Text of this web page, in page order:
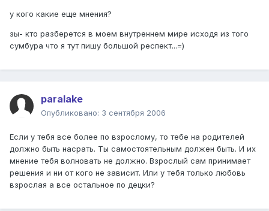
у кого какие еще мнения?
зы- кто разберется в моем внутреннем мире исходя из того
сумбура что я тут пишу большой респект...=)
paralake
Опубликовано: 3 сентября 2006
Если у тебя все более по взрослому, то тебе на родителей
должно быть насрать. Ты самостоятельным должен быть. И их
мнение тебя волновать не должно. Взрослый сам принимает
решения и ни от кого не зависит. Или у тебя только любовь
взрослая а все остальное по децки?